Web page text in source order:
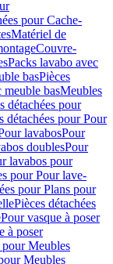
pour Cache-
Matériel de
Couvre-
Packs lavabo avec
basPièces
meuble basMeubles
détachées pour
détachées pour Pour
lavabosPour
doublesPour
lavabos pour
pour Pour lave-
pour Plans pour
Pièces détachées
Pour vasque à poser
à poser
pour Meubles
Meubles